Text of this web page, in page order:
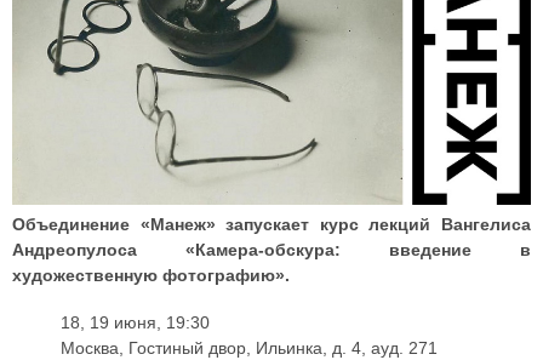
Объединение «Манеж» запускает курс лекций Вангелиса
Андреопулоса «Камера-обскура: введение в
художественную фотографию».
18, 19 июня, 19:30
Москва, Гостиный двор, Ильинка, д. 4, ауд. 271